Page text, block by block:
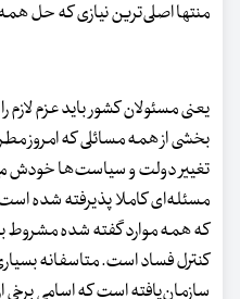
منتها اصلی‌ترین نیازی که حل
یعنی مسئولان کشور باید عزم لازم
بخشی از همه مسائلی که امروز
تغییر دولت و سیاست‌ها خودش
مسئله‌ای کاملا پذیرفته شده
که همه موارد گفته شده مشروط
کنترل فساد است. متاسفانه
سازمان‌یافته است که اسامی